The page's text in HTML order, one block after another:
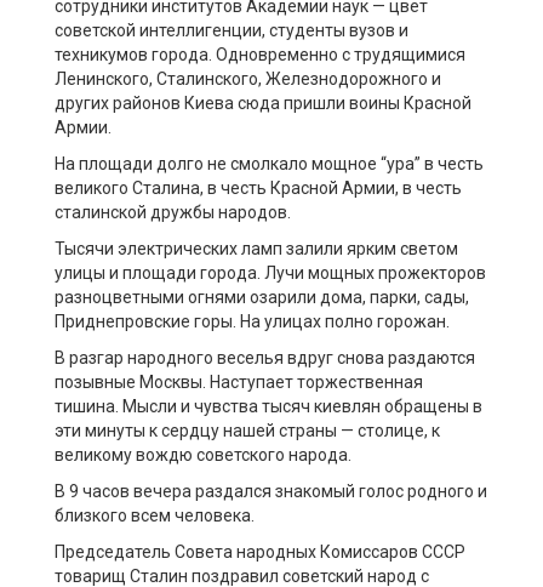
сотрудники институтов Академии наук — цвет
советской интеллигенции, студенты вузов и
техникумов города. Одновременно с трудящимися
Ленинского, Сталинского, Железнодорожного и
других районов Киева сюда пришли воины Красной
Армии.
На площади долго не смолкало мощное “ура” в честь
великого Сталина, в честь Красной Армии, в честь
сталинской дружбы народов.
Тысячи электрических ламп залили ярким светом
улицы и площади города. Лучи мощных прожекторов
разноцветными огнями озарили дома, парки, сады,
Приднепровские горы. На улицах полно горожан.
В разгар народного веселья вдруг снова раздаются
позывные Москвы. Наступает торжественная
тишина. Мысли и чувства тысяч киевлян обращены в
эти минуты к сердцу нашей страны — столице, к
великому вождю советского народа.
В 9 часов вечера раздался знакомый голос родного и
близкого всем человека.
Председатель Совета народных Комиссаров СССР
товарищ Сталин поздравил советский народ с